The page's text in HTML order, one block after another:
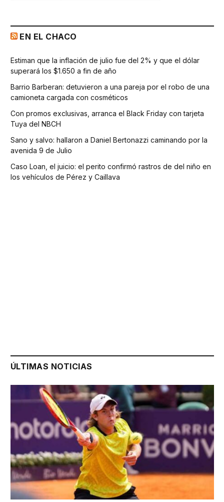
EN EL CHACO
Estiman que la inflación de julio fue del 2% y que el dólar
superará los $1.650 a fin de año
Barrio Barberan: detuvieron a una pareja por el robo de una
camioneta cargada con cosméticos
Con promos exclusivas, arranca el Black Friday con tarjeta
Tuya del NBCH
Sano y salvo: hallaron a Daniel Bertonazzi caminando por la
avenida 9 de Julio
Caso Loan, el juicio: el perito confirmó rastros de del niño en
los vehículos de Pérez y Caillava
ÚLTIMAS NOTICIAS